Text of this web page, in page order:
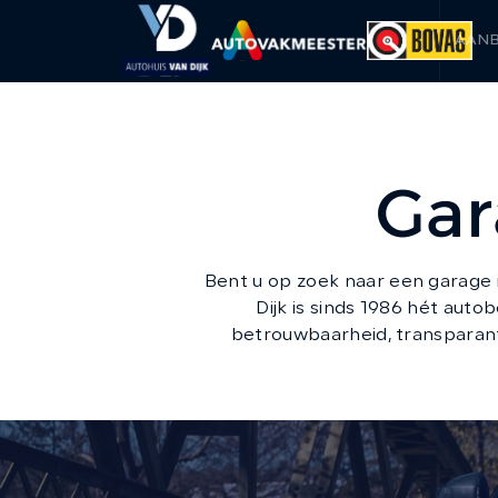
Bent u op zoek naar een
Dijk is sinds 1986 hét
betrouwbaarheid,